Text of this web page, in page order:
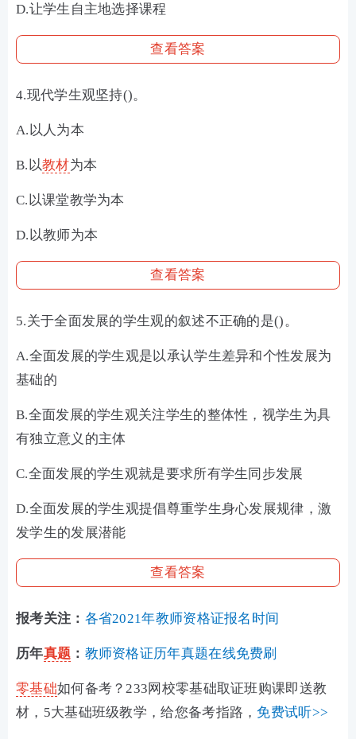
D.让学生自主地选择课程
查看答案
4.现代学生观坚持()。
A.以人为本
B.以教材为本
C.以课堂教学为本
D.以教师为本
查看答案
5.关于全面发展的学生观的叙述不正确的是()。
A.全面发展的学生观是以承认学生差异和个性发展为
基础的
B.全面发展的学生观关注学生的整体性，视学生为具
有独立意义的主体
C.全面发展的学生观就是要求所有学生同步发展
D.全面发展的学生观提倡尊重学生身心发展规律，激
发学生的发展潜能
查看答案
报考关注： 各省2021年教师资格证报名时间
历年真题 ： 教师资格证历年真题在线免费刷
零基础如何备考？233网校零基础取证班购课即送教
材，5大基础班级教学，给您备考指路，免费试听>>